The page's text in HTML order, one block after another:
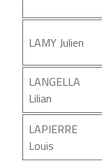
LAMY Julien
LANGELLA
Lilian
LAPIERRE
Louis